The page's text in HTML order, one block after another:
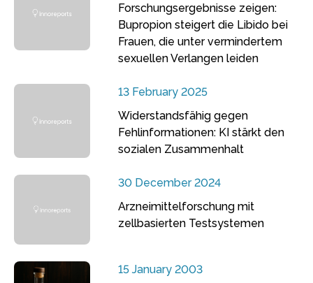
Forschungsergebnisse zeigen:
Bupropion steigert die Libido bei
Frauen, die unter vermindertem
sexuellen Verlangen leiden
13 February 2025
Widerstandsfähig gegen
Fehlinformationen: KI stärkt den
sozialen Zusammenhalt
30 December 2024
Arzneimittelforschung mit
zellbasierten Testsystemen
15 January 2003